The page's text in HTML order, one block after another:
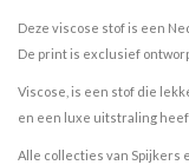
Deze viscose stof is een
De print is exclusief
Viscose, is een stof die
en een luxe uitstraling
Alle collecties van Spijkers